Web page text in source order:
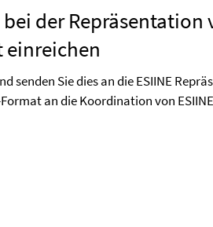
der Repräsentation
senden Sie dies an die ESIINE
an die Koordination von